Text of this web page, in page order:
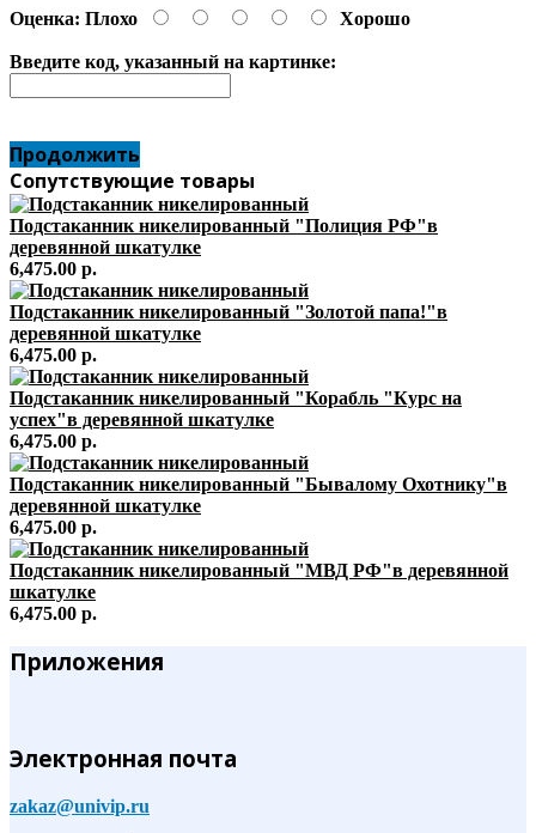
Оценка: Плохо Хорошо
Введите код, указанный на картинке:
Продолжить
Сопутствующие товары
Подстаканник никелированный "Полиция РФ"в
деревянной шкатулке
6,475.00 р.
Подстаканник никелированный "Золотой папа!"в
деревянной шкатулке
6,475.00 р.
Подстаканник никелированный "Корабль "Курс на
успех"в деревянной шкатулке
6,475.00 р.
Подстаканник никелированный "Бывалому Охотнику"в
деревянной шкатулке
6,475.00 р.
Подстаканник никелированный "МВД РФ"в деревянной
шкатулке
6,475.00 р.
Приложения
Электронная почта
zakaz@univip.ru